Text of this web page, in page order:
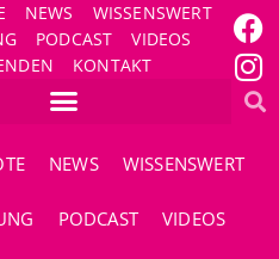
NEWS
WISSENSWERT
PODCAST
VIDEOS
KONTAKT
NEWS WISSENSWERT
PODCAST VIDEOS